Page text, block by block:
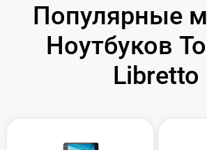
Популярные
Ноутбуков
Libretto